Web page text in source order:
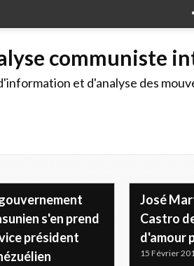
communiste
et d'analyse des
s'en prend
président
José
Castro
d'amour
15 Février